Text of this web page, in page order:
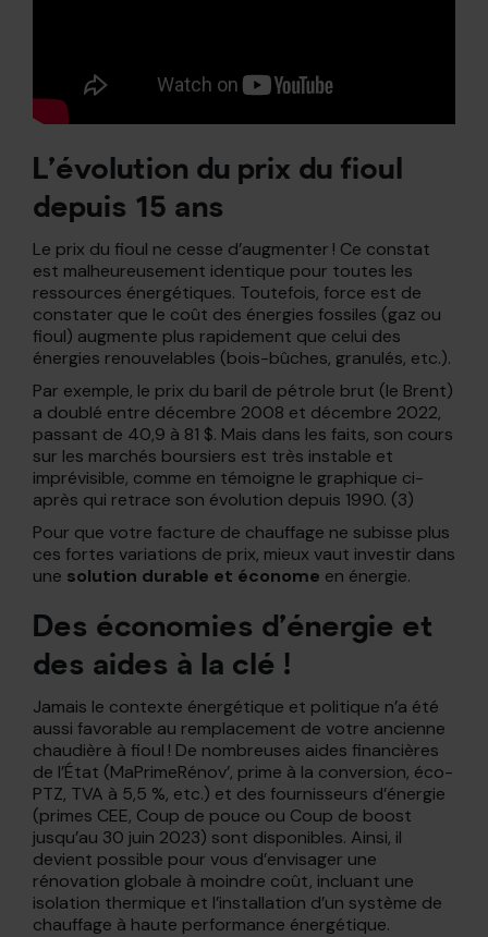
L’évolution du prix du fioul
depuis 15 ans
Le prix du fioul ne cesse d’augmenter ! Ce constat
est malheureusement identique pour toutes les
ressources énergétiques. Toutefois, force est de
constater que le coût des énergies fossiles (gaz ou
fioul) augmente plus rapidement que celui des
énergies renouvelables (bois-bûches, granulés, etc.).
Par exemple, le prix du baril de pétrole brut (le Brent)
a doublé entre décembre 2008 et décembre 2022,
passant de 40,9 à 81 $. Mais dans les faits, son cours
sur les marchés boursiers est très instable et
imprévisible, comme en témoigne le graphique ci-
après qui retrace son évolution depuis 1990. (3)
Pour que votre facture de chauffage ne subisse plus
ces fortes variations de prix, mieux vaut investir dans
une solution durable et économe en énergie.
Des économies d’énergie et
des aides à la clé !
Jamais le contexte énergétique et politique n’a été
aussi favorable au remplacement de votre ancienne
chaudière à fioul ! De nombreuses aides financières
de l’État (MaPrimeRénov’, prime à la conversion, éco-
PTZ, TVA à 5,5 %, etc.) et des fournisseurs d’énergie
(primes CEE, Coup de pouce ou Coup de boost
jusqu’au 30 juin 2023) sont disponibles. Ainsi, il
devient possible pour vous d’envisager une
rénovation globale à moindre coût, incluant une
isolation thermique et l’installation d’un système de
chauffage à haute performance énergétique.